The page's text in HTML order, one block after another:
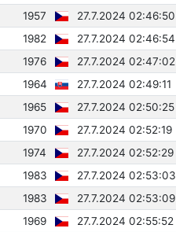
1957 27.7.2024 02:46:50
1982 27.7.2024 02:46:54
1976 27.7.2024 02:47:02
1964 27.7.2024 02:49:11
1965 27.7.2024 02:50:25
1970 27.7.2024 02:52:19
1974 27.7.2024 02:52:29
1983 27.7.2024 02:53:03
1983 27.7.2024 02:53:09
1969 27.7.2024 02:55:52